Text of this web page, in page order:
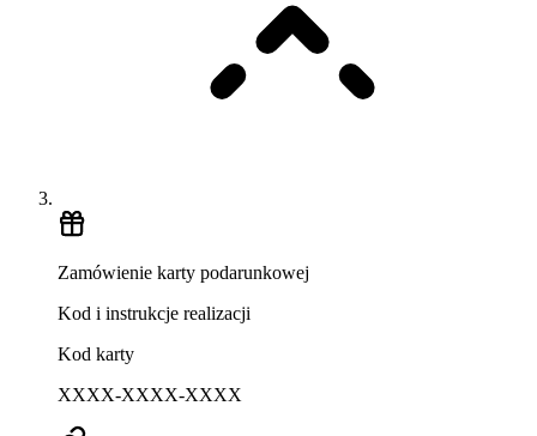
Zamówienie karty podarunkowej
Kod i instrukcje realizacji
Kod karty
XXXX-XXXX-XXXX